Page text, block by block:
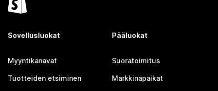
Sovellusluokat
Myyntikanavat
Tuotteiden etsiminen
Pääluokat
Suoratoimitus
Markkinapaikat